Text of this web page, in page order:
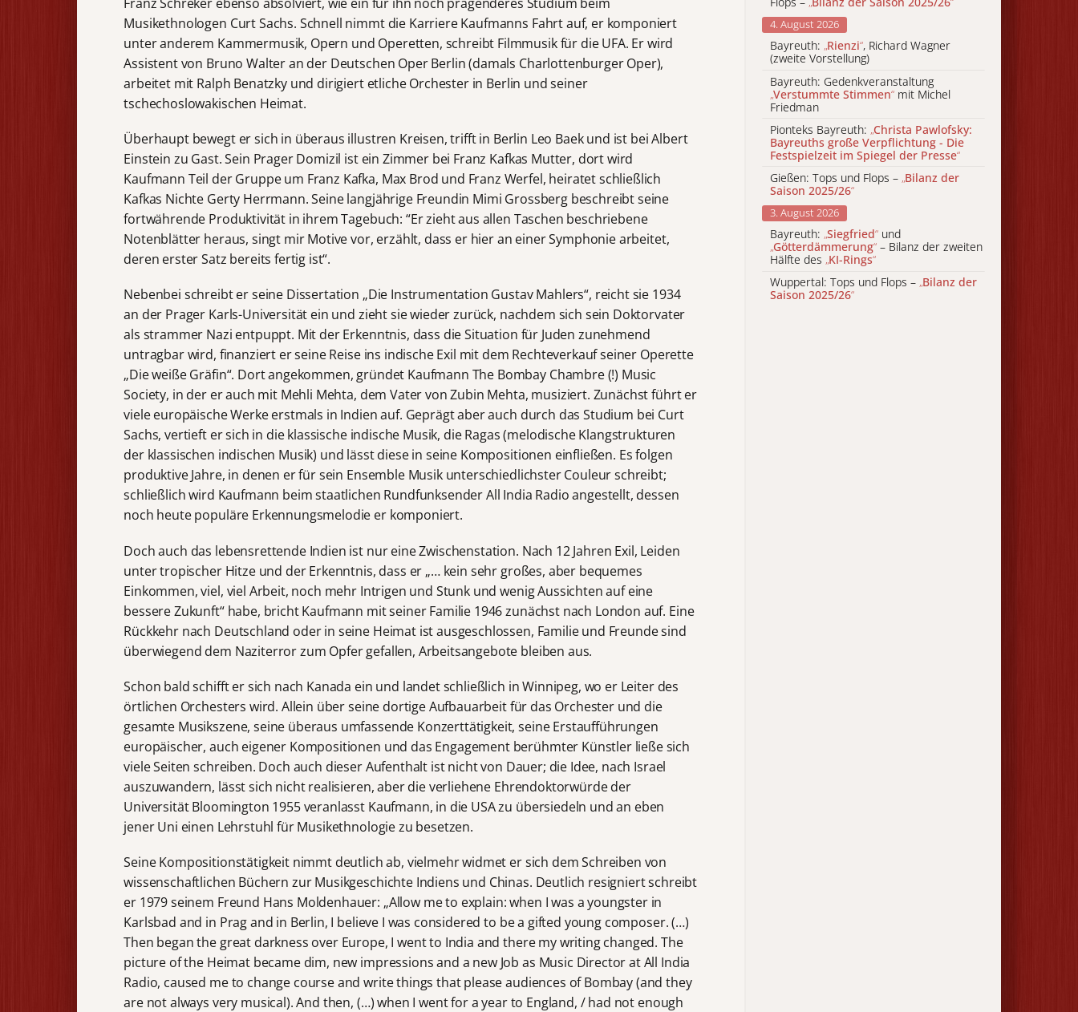
Musikethnologen Curt Sachs. Schnell nimmt die Karriere Kaufmanns Fahrt auf, er komponiert
unter anderem Kammermusik, Opern und Operetten, schreibt Filmmusik für die UFA. Er wird
Assistent von Bruno Walter an der Deutschen Oper Berlin (damals Charlottenburger Oper),
arbeitet mit Ralph Benatzky und dirigiert etliche Orchester in Berlin und seiner
tschechoslowakischen Heimat.
Überhaupt bewegt er sich in überaus illustren Kreisen, trifft in Berlin Leo Baek und ist bei Albert
Einstein zu Gast. Sein Prager Domizil ist ein Zimmer bei Franz Kafkas Mutter, dort wird
Kaufmann Teil der Gruppe um Franz Kafka, Max Brod und Franz Werfel, heiratet schließlich
Kafkas Nichte Gerty Herrmann. Seine langjährige Freundin Mimi Grossberg beschreibt seine
fortwährende Produktivität in ihrem Tagebuch: “Er zieht aus allen Taschen beschriebene
Notenblätter heraus, singt mir Motive vor, erzählt, dass er hier an einer Symphonie arbeitet,
deren erster Satz bereits fertig ist“.
Nebenbei schreibt er seine Dissertation „Die Instrumentation Gustav Mahlers“, reicht sie 1934
an der Prager Karls-Universität ein und zieht sie wieder zurück, nachdem sich sein Doktorvater
als strammer Nazi entpuppt. Mit der Erkenntnis, dass die Situation für Juden zunehmend
untragbar wird, finanziert er seine Reise ins indische Exil mit dem Rechteverkauf seiner Operette
„Die weiße Gräfin“. Dort angekommen, gründet Kaufmann The Bombay Chambre (!) Music
Society, in der er auch mit Mehli Mehta, dem Vater von Zubin Mehta, musiziert. Zunächst führt er
viele europäische Werke erstmals in Indien auf. Geprägt aber auch durch das Studium bei Curt
Sachs, vertieft er sich in die klassische indische Musik, die Ragas (melodische Klangstrukturen
der klassischen indischen Musik) und lässt diese in seine Kompositionen einfließen. Es folgen
produktive Jahre, in denen er für sein Ensemble Musik unterschiedlichster Couleur schreibt;
schließlich wird Kaufmann beim staatlichen Rundfunksender All India Radio angestellt, dessen
noch heute populäre Erkennungsmelodie er komponiert.
Doch auch das lebensrettende Indien ist nur eine Zwischenstation. Nach 12 Jahren Exil, Leiden
unter tropischer Hitze und der Erkenntnis, dass er „… kein sehr großes, aber bequemes
Einkommen, viel, viel Arbeit, noch mehr Intrigen und Stunk und wenig Aussichten auf eine
bessere Zukunft“ habe, bricht Kaufmann mit seiner Familie 1946 zunächst nach London auf. Eine
Rückkehr nach Deutschland oder in seine Heimat ist ausgeschlossen, Familie und Freunde sind
überwiegend dem Naziterror zum Opfer gefallen, Arbeitsangebote bleiben aus.
Schon bald schifft er sich nach Kanada ein und landet schließlich in Winnipeg, wo er Leiter des
örtlichen Orchesters wird. Allein über seine dortige Aufbauarbeit für das Orchester und die
gesamte Musikszene, seine überaus umfassende Konzerttätigkeit, seine Erstaufführungen
europäischer, auch eigener Kompositionen und das Engagement berühmter Künstler ließe sich
viele Seiten schreiben. Doch auch dieser Aufenthalt ist nicht von Dauer; die Idee, nach Israel
auszuwandern, lässt sich nicht realisieren, aber die verliehene Ehrendoktorwürde der
Universität Bloomington 1955 veranlasst Kaufmann, in die USA zu übersiedeln und an eben
jener Uni einen Lehrstuhl für Musikethnologie zu besetzen.
Seine Kompositionstätigkeit nimmt deutlich ab, vielmehr widmet er sich dem Schreiben von
wissenschaftlichen Büchern zur Musikgeschichte Indiens und Chinas. Deutlich resigniert schreibt
er 1979 seinem Freund Hans Moldenhauer: „Allow me to explain: when I was a youngster in
Karlsbad and in Prag and in Berlin, I believe I was considered to be a gifted young composer. (…)
Then began the great darkness over Europe, I went to India and there my writing changed. The
picture of the Heimat became dim, new impressions and a new Job as Music Director at All India
Radio, caused me to change course and write things that please audiences of Bombay (and they
are not always very musical). And then, (…) when I went for a year to England, / had not enough
4. August 2026
Bayreuth: „Rienzi“, Richard Wagner
(zweite Vorstellung)
Bayreuth: Gedenkveranstaltung
„Verstummte Stimmen“ mit Michel
Friedman
Pionteks Bayreuth: „Christa Pawlofsky:
Bayreuths große Verpflichtung - Die
Festspielzeit im Spiegel der Presse“
Gießen: Tops und Flops – „Bilanz der
Saison 2025/26“
3. August 2026
Bayreuth: „Siegfried“ und
„Götterdämmerung“ – Bilanz der zweiten
Hälfte des „KI-Rings“
Wuppertal: Tops und Flops – „Bilanz der
Saison 2025/26“